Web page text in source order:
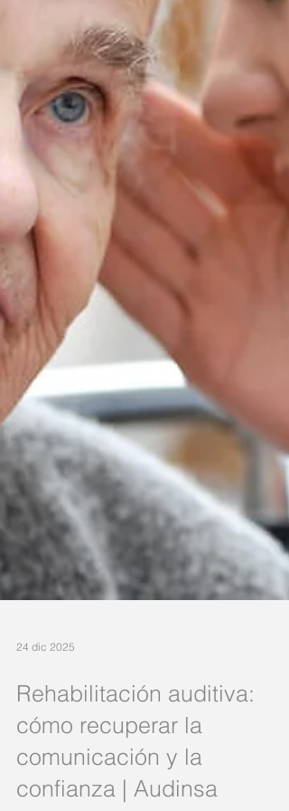
24 dic 2025
Rehabilitación auditiva:
cómo recuperar la
comunicación y la